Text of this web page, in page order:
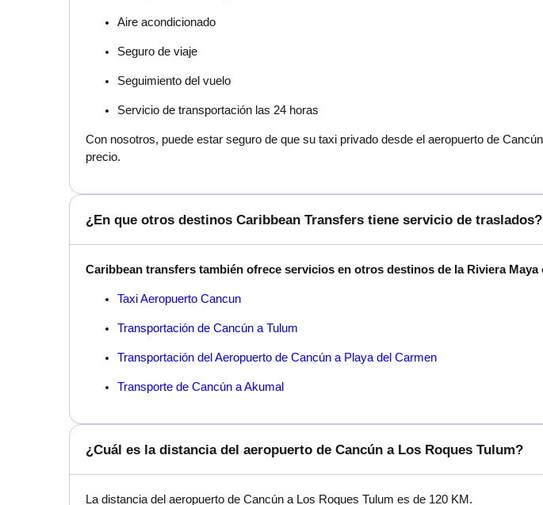
Aire acondicionado
Seguro de viaje
Seguimiento del vuelo
Servicio de transportación las 24 horas
Con nosotros, puede estar seguro de que su taxi privado desde el aeropuerto de
precio.
¿En que otros destinos Caribbean Transfers tiene servicio de traslados?
Caribbean transfers también ofrece servicios en otros destinos de la Riviera Maya
Taxi Aeropuerto Cancun
Transportación de Cancún a Tulum
Transportación del Aeropuerto de Cancún a Playa del Carmen
Transporte de Cancún a Akumal
¿Cuál es la distancia del aeropuerto de Cancún a Los Roques Tulum?
La distancia del aeropuerto de Cancún a Los Roques Tulum es de 120 KM.